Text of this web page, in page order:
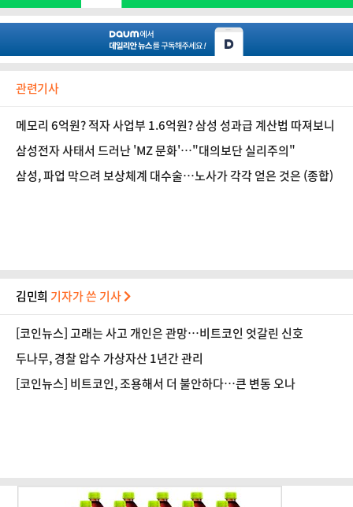
관련기사
메모리 6억원? 적자 사업부 1.6억원? 삼성 성과급 계산법 따져보니
삼성전자 사태서 드러난 'MZ 문화'…"대의보단 실리주의"
삼성, 파업 막으려 보상체계 대수술…노사가 각각 얻은 것은 (종합)
김민희 기자가 쓴 기사
[코인뉴스] 고래는 사고 개인은 관망…비트코인 엇갈린 신호
두나무, 경찰 압수 가상자산 1년간 관리
[코인뉴스] 비트코인, 조용해서 더 불안하다…큰 변동 오나